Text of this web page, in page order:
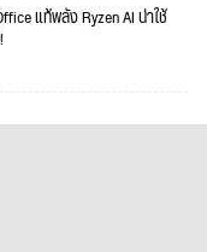
แท้พลัง Ryzen AI น่าใช้